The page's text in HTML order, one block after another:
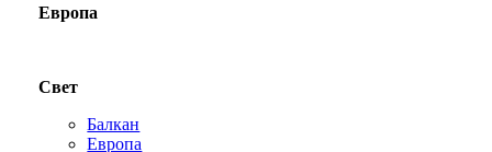
Европа
Свет
Балкан
Европа